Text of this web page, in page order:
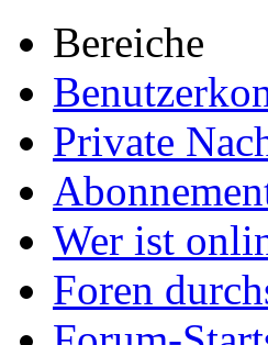
Bereiche
Private
Wer ist
Foren